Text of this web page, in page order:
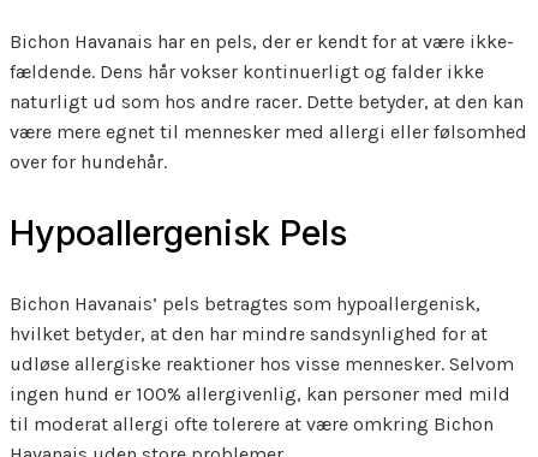
Bichon Havanais har en pels, der er kendt for at være ikke-
fældende. Dens hår vokser kontinuerligt og falder ikke
naturligt ud som hos andre racer. Dette betyder, at den kan
være mere egnet til mennesker med allergi eller følsomhed
over for hundehår.
Hypoallergenisk Pels
Bichon Havanais’ pels betragtes som hypoallergenisk,
hvilket betyder, at den har mindre sandsynlighed for at
udløse allergiske reaktioner hos visse mennesker. Selvom
ingen hund er 100% allergivenlig, kan personer med mild
til moderat allergi ofte tolerere at være omkring Bichon